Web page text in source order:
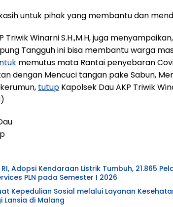
untuk pihak yang membantu dan
Triwik Winarni S.H.,M.H, juga
Tangguh ini bisa membantu warga
memutus mata Rantai penyebaran
dengan Mencuci tangan pake Sabun,
tutup Kapolsek Dau AKP Triwik
Adopsi Kendaraan Listrik Tumbuh, 21.865
PLN pada Semester I 2026
Kepedulian Sosial melalui Layanan
Lansia di Malang